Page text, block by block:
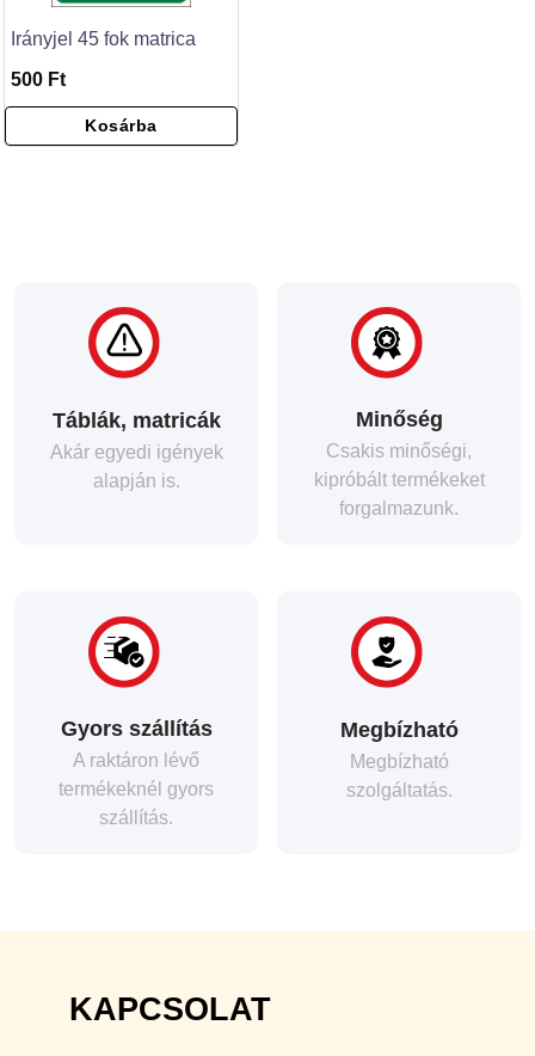
Irányjel 45 fok matrica
500 Ft
Kosárba
Táblák, matricák
Akár egyedi igények
alapján is.
Minőség
Csakis minőségi,
kipróbált termékeket
forgalmazunk.
Gyors szállítás
A raktáron lévő
termékeknél gyors
szállítás.
Megbízható
Megbízható
szolgáltatás.
KAPCSOLAT